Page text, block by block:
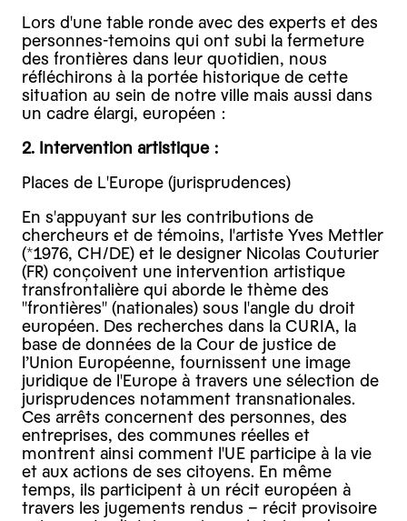
Lors d'une table ronde avec des experts et des
personnes-temoins qui ont subi la fermeture
des frontières dans leur quotidien, nous
réfléchirons à la portée historique de cette
situation au sein de notre ville mais aussi dans
un cadre élargi, européen :
2. Intervention artistique :
Places de L'Europe (jurisprudences)
En s'appuyant sur les contributions de
chercheurs et de témoins, l'artiste Yves Mettler
(*1976, CH/DE) et le designer Nicolas Couturier
(FR) conçoivent une intervention artistique
transfrontalière qui aborde le thème des
"frontières" (nationales) sous l'angle du droit
européen. Des recherches dans la CURIA, la
base de données de la Cour de justice de
l’Union Européenne, fournissent une image
juridique de l'Europe à travers une sélection de
jurisprudences notamment transnationales.
Ces arrêts concernent des personnes, des
entreprises, des communes réelles et
montrent ainsi comment l'UE participe à la vie
et aux actions de ses citoyens. En même
temps, ils participent à un récit européen à
travers les jugements rendus – récit provisoire